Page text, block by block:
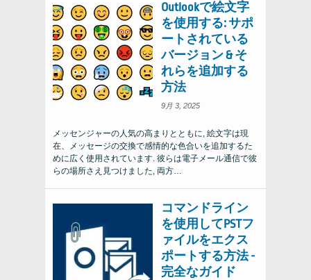
Outlookで絵文字
を使用する: サポ
ートされている
バージョン & そ
れらを追加する
方法
9月 3, 2025
メッセンジャーの人気の高まりとともに, 絵文字は現
在、メッセージの交換で感情的な色合いを追加するた
めに広く使用されています. 彼らは電子メール通信で彼
らの場所さえ見つけました, 両方…
コマンドライン
を使用してPSTフ
ァイルをエクス
ポートする方法 -
完全なガイド